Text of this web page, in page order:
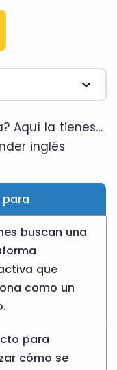
Aquí la tienes…
inglés
para
buscan una
que
como un
para
cómo se